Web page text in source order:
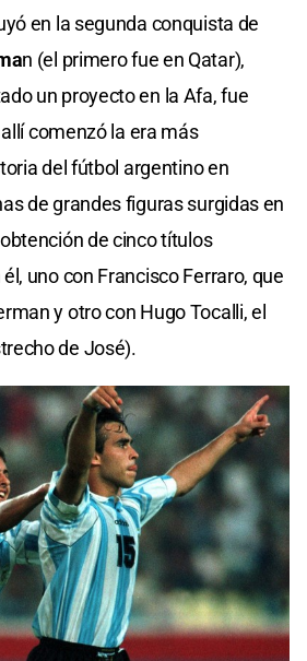
en la segunda conquista de
n (el primero fue en Qatar),
un proyecto en la Afa, fue
comenzó la era más
del fútbol argentino en
de grandes figuras surgidas en
de cinco títulos
uno con Francisco Ferraro, que
y otro con Hugo Tocalli, el
de José).